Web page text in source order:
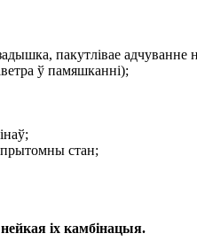
пакутлівае адчуванне
ў памяшканні);
стан;
іх камбінацыя.